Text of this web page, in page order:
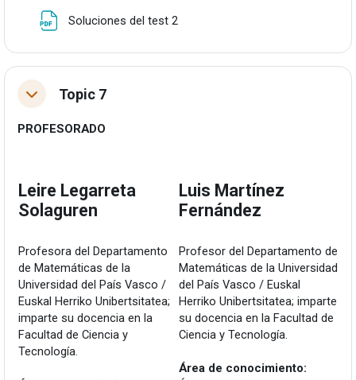
Soluciones del test 2
TolestuTopic 7
PROFESORADO
Leire Legarreta
Solaguren
Profesora del Departamento
de Matemáticas de la
Universidad del País Vasco /
Euskal Herriko Unibertsitatea;
imparte su docencia en la
Facultad de Ciencia y
Tecnología.
Luis Martínez
Fernández
Profesor del Departamento de
Matemáticas de la Universidad
del País Vasco / Euskal
Herriko Unibertsitatea; imparte
su docencia en la Facultad de
Ciencia y Tecnología.
Área de conocimiento: